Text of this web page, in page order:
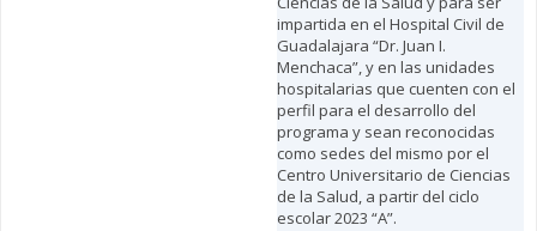
impartida en el Hospital Civil de
Guadalajara “Dr. Juan I.
Menchaca”, y en las unidades
hospitalarias que cuenten con el
perfil para el desarrollo del
programa y sean reconocidas
como sedes del mismo por el
Centro Universitario de Ciencias
de la Salud, a partir del ciclo
escolar 2023 “A”.